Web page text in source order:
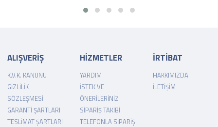
ALIŞVERİŞ
K.V.K. KANUNU
GIZLILIK
SÖZLEŞMESI
GARANTI ŞARTLARI
TESLIMAT ŞARTLARI
HİZMETLER
YARDIM
İSTEK VE
ÖNERILERINIZ
SIPARIŞ TAKIBI
TELEFONLA SIPARIŞ
İRTİBAT
HAKKIMIZDA
İLETIŞIM